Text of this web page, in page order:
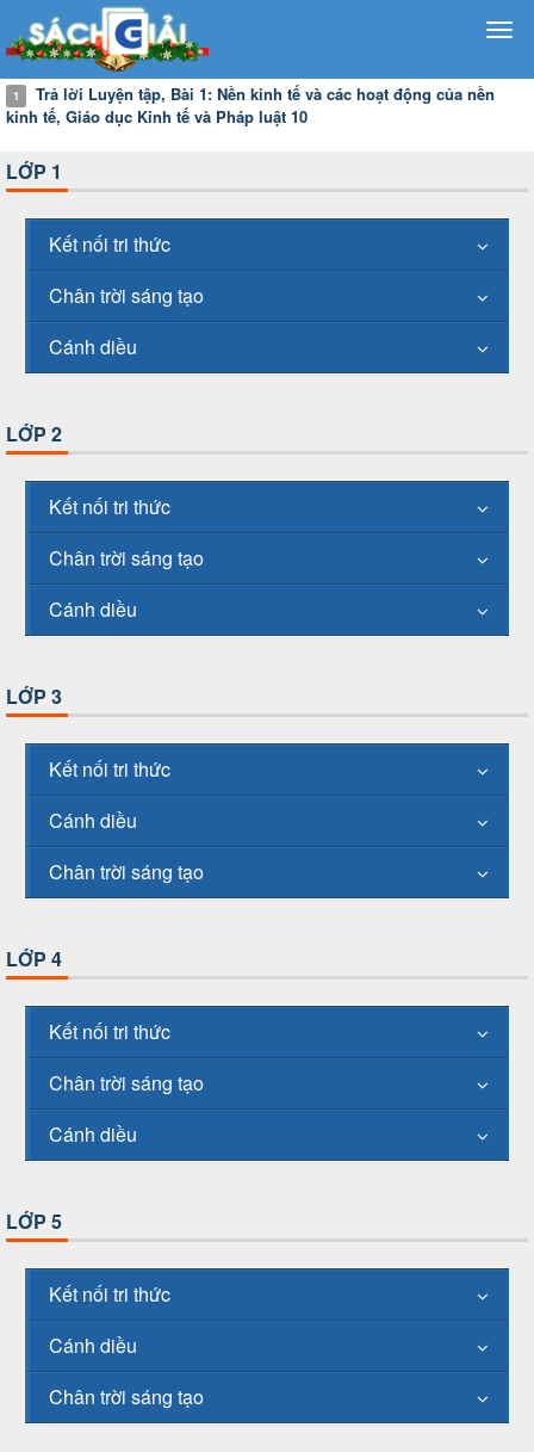
1 Trả lời Luyện tập, Bài 1: Nền kinh tế và các hoạt động của nền
kinh tế, Giáo dục Kinh tế và Pháp luật 10
LỚP 1
Kết nối tri thức
Chân trời sáng tạo
Cánh diều
LỚP 2
Kết nối tri thức
Chân trời sáng tạo
Cánh diều
LỚP 3
Kết nối tri thức
Cánh diều
Chân trời sáng tạo
LỚP 4
Kết nối tri thức
Chân trời sáng tạo
Cánh diều
LỚP 5
Kết nối tri thức
Cánh diều
Chân trời sáng tạo